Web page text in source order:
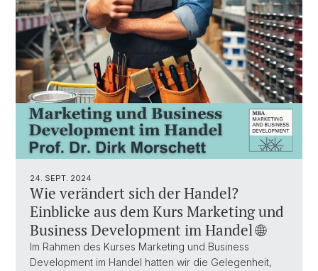
24. SEPT. 2024
Wie verändert sich der Handel?
Einblicke aus dem Kurs Marketing und
Business Development im Handel 🌐
Im Rahmen des Kurses Marketing und Business
Development im Handel hatten wir die Gelegenheit,